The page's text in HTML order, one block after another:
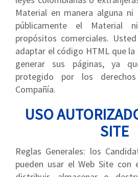
Material en manera alguna ni
públicamente el Material
propósitos comerciales.
adaptar el código HTML que la
generar sus páginas, ya
protegido por los
Compañía.
USO
SITE
Reglas Generales: los
pueden usar el Web Site